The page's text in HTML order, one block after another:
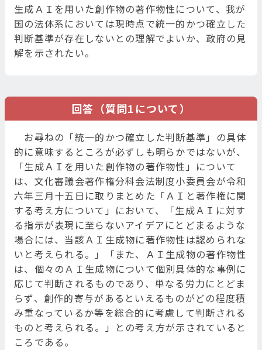
生成ＡＩを用いた創作物の著作物性について、我が
国の法体系においては現時点で統一的かつ確立した
判断基準が存在しないとの理解でよいか、政府の見
解を示されたい。
回答（質問1について）
お尋ねの「統一的かつ確立した判断基準」の具体
的に意味するところが必ずしも明らかではないが、
「生成ＡＩを用いた創作物の著作物性」について
は、文化審議会著作権分科会法制度小委員会が令和
六年三月十五日に取りまとめた「ＡＩと著作権に関
する考え方について」において、「生成ＡＩに対す
る指示が表現に至らないアイデアにとどまるような
場合には、当該ＡＩ生成物に著作物性は認められな
いと考えられる。」「また、ＡＩ生成物の著作物性
は、個々のＡＩ生成物について個別具体的な事例に
応じて判断されるものであり、単なる労力にとどま
らず、創作的寄与があるといえるものがどの程度積
み重なっているか等を総合的に考慮して判断される
ものと考えられる。」との考え方が示されていると
ころである。